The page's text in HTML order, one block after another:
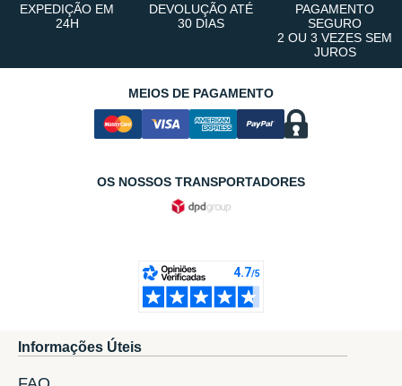
EXPEDIÇÃO EM
24H
DEVOLUÇÃO ATÉ
30 DIAS
PAGAMENTO
SEGURO
2 OU 3 VEZES SEM
JUROS
MEIOS DE PAGAMENTO
OS NOSSOS TRANSPORTADORES
Informações Úteis